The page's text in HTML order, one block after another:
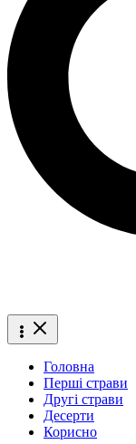
Головна
Перші страви
Другі страви
Десерти
Корисно